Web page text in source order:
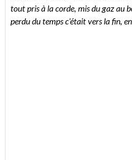
tout pris à la corde, mis du gaz au
perdu du temps c'était vers la fin,